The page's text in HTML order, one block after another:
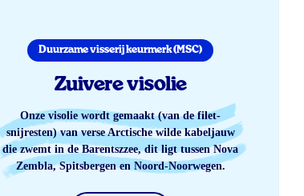
Duurzame visserij keurmerk (MSC)
Zuivere visolie
Onze visolie wordt gemaakt (van de filet-
snijresten) van verse Arctische wilde kabeljauw
die zwemt in de Barentszzee, dit ligt tussen Nova
Zembla, Spitsbergen en Noord-Noorwegen.